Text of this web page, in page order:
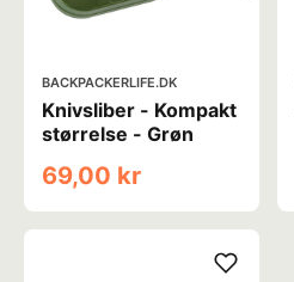
BACKPACKERLIFE.DK
Knivsliber - Kompakt
størrelse - Grøn
69,00 kr